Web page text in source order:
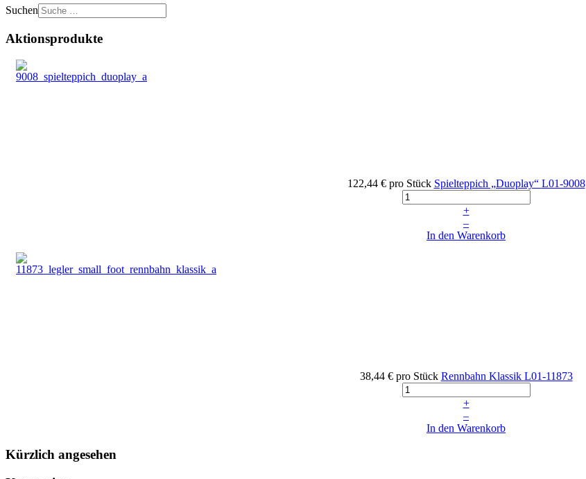
Suchen
Aktionsprodukte
122,44 € pro Stück Spielteppich „Duoplay“ L01-9008
+
–
In den Warenkorb
38,44 € pro Stück Rennbahn Klassik L01-11873
+
–
In den Warenkorb
Kürzlich angesehen